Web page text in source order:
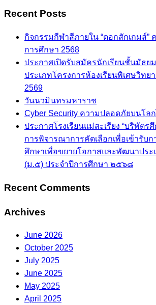
Recent Posts
กิจกรรมกีฬาสีภายใน “ดอกสักเกมส์”
การศึกษา 2568
ประกาศเปิดรับสมัครนักเรียนชั้นมัธย
ประเภทโครงการห้องเรียนพิเศษวิทย
2569
วันนวมินทรมหาราช
Cyber Security ความปลอดภัยบนโลก
ประกาศโรงเรียนแม่สะเรียง “บริพัตรศึ
การพิจารณาการคัดเลือกเพื่อเข้ารับ
ศึกษาเพื่อขยายโอกาสและพัฒนาประ
(ม.๕) ประจำปีการศึกษา ๒๕๖๘
Recent Comments
Archives
June 2026
October 2025
July 2025
June 2025
May 2025
April 2025